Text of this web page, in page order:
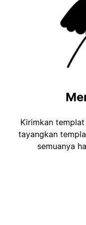
Kirimkan
tayangkan
semuanya